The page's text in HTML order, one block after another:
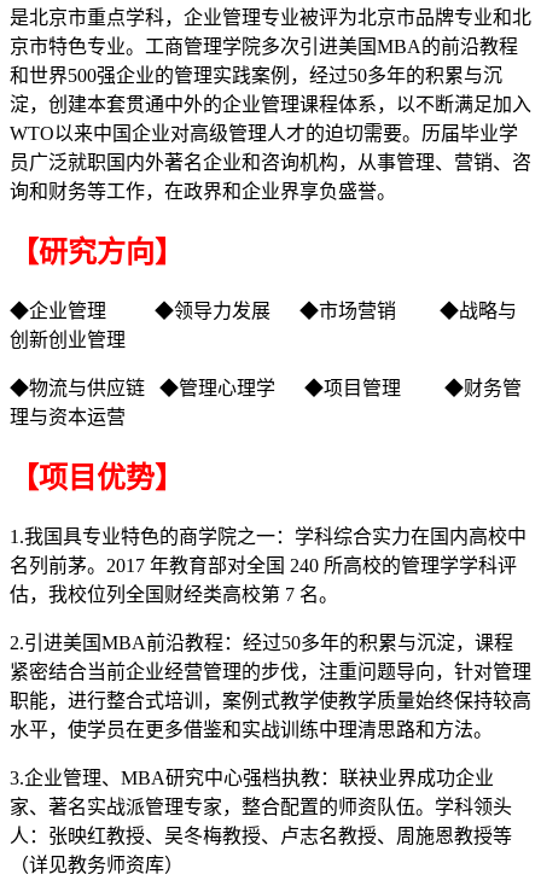
是北京市重点学科，企业管理专业被评为北京市品牌专业和北
京市特色专业。工商管理学院多次引进美国MBA的前沿教程
和世界500强企业的管理实践案例，经过50多年的积累与沉
淀，创建本套贯通中外的企业管理课程体系，以不断满足加入
WTO以来中国企业对高级管理人才的迫切需要。历届毕业学
员广泛就职国内外著名企业和咨询机构，从事管理、营销、咨
询和财务等工作，在政界和企业界享负盛誉。
【研究方向】
◆企业管理 ◆领导力发展 ◆市场营销 ◆战略与
创新创业管理
◆物流与供应链 ◆管理心理学 ◆项目管理 ◆财务管
理与资本运营
【项目优势】
1.我国具专业特色的商学院之一：学科综合实力在国内高校中
名列前茅。2017 年教育部对全国 240 所高校的管理学学科评
估，我校位列全国财经类高校第 7 名。
2.引进美国MBA前沿教程：经过50多年的积累与沉淀，课程
紧密结合当前企业经营管理的步伐，注重问题导向，针对管理
职能，进行整合式培训，案例式教学使教学质量始终保持较高
水平，使学员在更多借鉴和实战训练中理清思路和方法。
3.企业管理、MBA研究中心强档执教：联袂业界成功企业
家、著名实战派管理专家，整合配置的师资队伍。学科领头
人：张映红教授、吴冬梅教授、卢志名教授、周施恩教授等
（详见教务师资库）